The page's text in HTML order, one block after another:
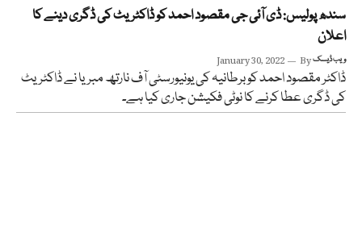
سندھ پولیس: ڈی آئی جی مقصود احمد کو ڈاکٹریٹ کی ڈگری دینے کا
اعلان
January 30, 2022 Byویب ڈیسک
ڈاکٹر مقصود احمد کو برطانیہ کی یونیورسٹی آف نارتھ مبریا نے ڈاکٹریٹ
کی ڈگری عطا کرنے کا نوٹی فکیشن جاری کیا ہے۔